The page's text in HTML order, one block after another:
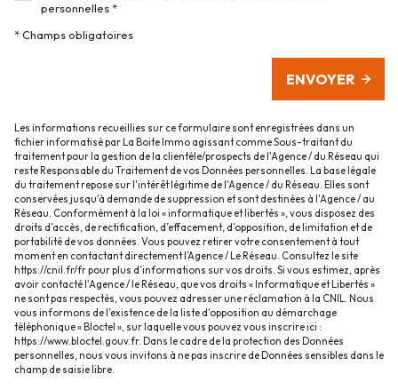
personnelles *
* Champs obligatoires
ENVOYER
Les informations recueillies sur ce formulaire sont enregistrées dans un
fichier informatisé par La Boite Immo agissant comme Sous-traitant du
traitement pour la gestion de la clientèle/prospects de l'Agence / du Réseau qui
reste Responsable du Traitement de vos Données personnelles. La base légale
du traitement repose sur l'intérêt légitime de l'Agence / du Réseau. Elles sont
conservées jusqu'à demande de suppression et sont destinées à l'Agence / au
Réseau. Conformément à la loi « informatique et libertés », vous disposez des
droits d’accès, de rectification, d’effacement, d’opposition, de limitation et de
portabilité de vos données. Vous pouvez retirer votre consentement à tout
moment en contactant directement l’Agence / Le Réseau. Consultez le site
https://cnil.fr/frpour plus d’informations sur vos droits. Si vous estimez, après
avoir contacté l'Agence / le Réseau, que vos droits « Informatique et Libertés »
ne sont pas respectés, vous pouvez adresser une réclamation à la CNIL. Nous
vous informons de l’existence de la liste d'opposition au démarchage
téléphonique « Bloctel », sur laquelle vous pouvez vous inscrire ici :
https://www.bloctel.gouv.fr. Dans le cadre de la protection des Données
personnelles, nous vous invitons à ne pas inscrire de Données sensibles dans le
champ de saisie libre.